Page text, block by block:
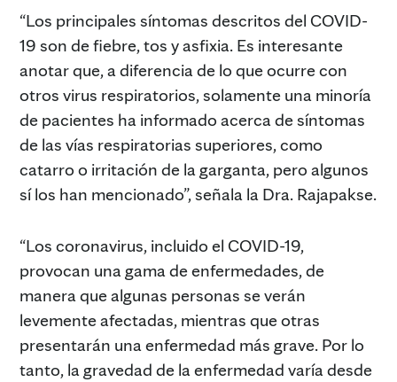
“Los principales síntomas descritos del COVID-
19 son de fiebre, tos y asfixia. Es interesante
anotar que, a diferencia de lo que ocurre con
otros virus respiratorios, solamente una minoría
de pacientes ha informado acerca de síntomas
de las vías respiratorias superiores, como
catarro o irritación de la garganta, pero algunos
sí los han mencionado”, señala la Dra. Rajapakse.
“Los coronavirus, incluido el COVID-19,
provocan una gama de enfermedades, de
manera que algunas personas se verán
levemente afectadas, mientras que otras
presentarán una enfermedad más grave. Por lo
tanto, la gravedad de la enfermedad varía desde